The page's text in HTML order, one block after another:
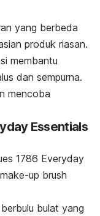
yang berbeda
produk riasan.
membantu
dan sempurna.
mencoba
Essentials
1786 Everyday
make-up brush
bulat yang